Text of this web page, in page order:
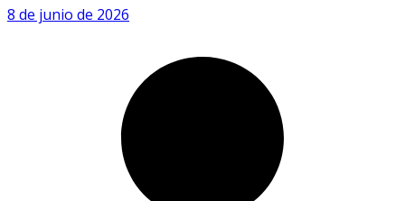
8 de junio de 2026